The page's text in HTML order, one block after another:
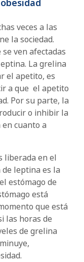
veces a las
la sociedad.
ven afectadas
La grelina
el apetito, es
a que el apetito
Por su parte, la
o inhibir la
cuanto a
liberada en el
leptina es la
estómago de
está
que está
las horas de
de grelina